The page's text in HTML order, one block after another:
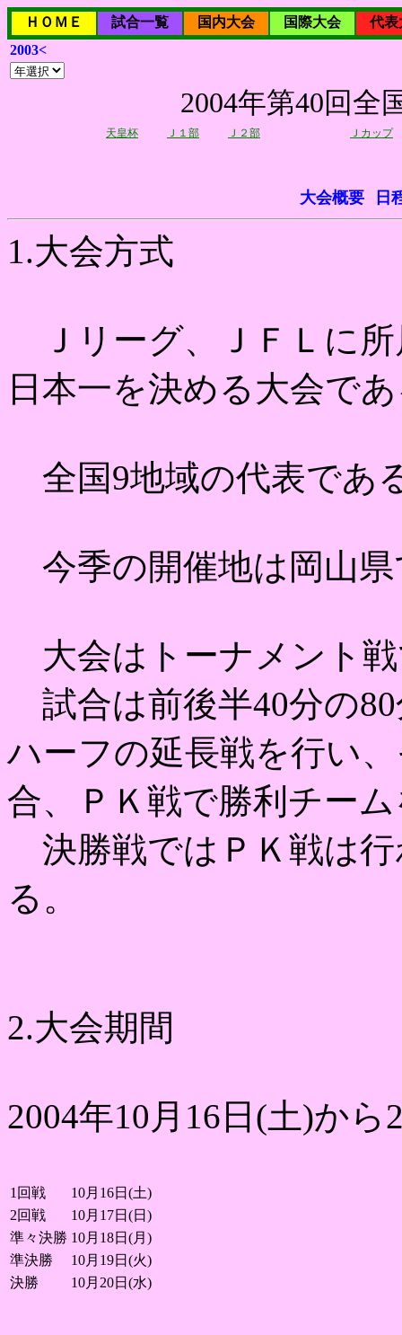
ＨＯＭＥ 試合一覧 国内大会 国際大会
代表
2003<
2004年第40回全
天皇杯 Ｊ１部 Ｊ２部 Ｊカップ
大会概要 日
1.大会方式
Ｊリーグ、ＪＦＬに
日本一を決める大会で
全国9地域の代表であ
今季の開催地は岡山県
大会はトーナメント
試合は前後半40分の
ハーフの延長戦を行い
合、ＰＫ戦で勝利チー
決勝戦ではＰＫ戦は
る。
2.大会期間
2004年10月16日(土)から
1回戦
10月16日(土)
2回戦
10月17日(日)
準々決勝 10月18日(月)
準決勝
10月19日(火)
決勝
10月20日(水)